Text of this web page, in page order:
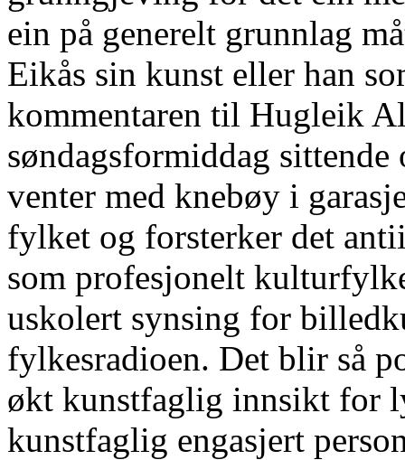
ein på generelt grunnlag
Eikås sin kunst eller han
kommentaren til Hugleik
søndagsformiddag
venter med knebøy i
fylket og forsterker det
som profesjonelt
uskolert synsing for
fylkesradioen. Det blir så
økt kunstfaglig innsikt for
kunstfaglig engasjert